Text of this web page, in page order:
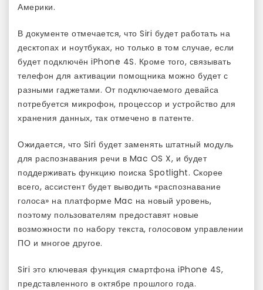
Америки.
В документе отмечается, что Siri будет работать на
десктопах и ноутбуках, но только в том случае, если
будет подключён iPhone 4S. Кроме того, связывать
телефон для активации помощника можно будет с
разными гаджетами. От подключаемого девайса
потребуется микрофон, процессор и устройство для
хранения данных, так отмечено в патенте.
Ожидается, что Siri будет заменять штатный модуль
для распознавания речи в Mac OS X, и будет
поддерживать функцию поиска Spotlight. Скорее
всего, ассистент будет выводить «распознавание
голоса» на платформе Mac на новый уровень,
поэтому пользователям предоставят новые
возможности по набору текста, голосовом управлении
ПО и многое другое.
Siri это ключевая функция смартфона iPhone 4S,
представленного в октябре прошлого года.